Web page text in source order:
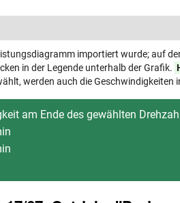
importiert wurde; auf
in der Legende unterhalb der Grafik.
werden auch die Geschwindigkeiten
am Ende des gewählten